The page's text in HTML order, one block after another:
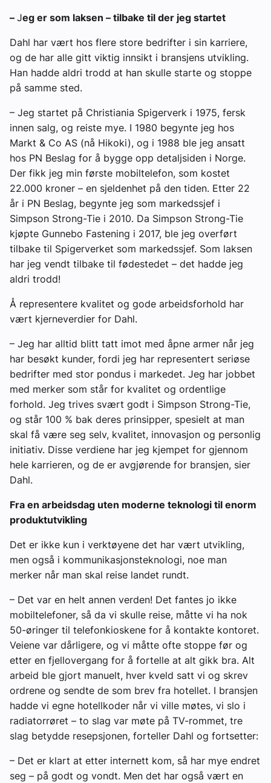
– Jeg er som laksen – tilbake til der jeg startet
Dahl har vært hos flere store bedrifter i sin karriere,
og de har alle gitt viktig innsikt i bransjens utvikling.
Han hadde aldri trodd at han skulle starte og stoppe
på samme sted.
– Jeg startet på Christiania Spigerverk i 1975, fersk
innen salg, og reiste mye. I 1980 begynte jeg hos
Markt & Co AS (nå Hikoki), og i 1988 ble jeg ansatt
hos PN Beslag for å bygge opp detaljsiden i Norge.
Der fikk jeg min første mobiltelefon, som kostet
22.000 kroner – en sjeldenhet på den tiden. Etter 22
år i PN Beslag, begynte jeg som markedssjef i
Simpson Strong-Tie i 2010. Da Simpson Strong-Tie
kjøpte Gunnebo Fastening i 2017, ble jeg overført
tilbake til Spigerverket som markedssjef. Som laksen
har jeg vendt tilbake til fødestedet – det hadde jeg
aldri trodd!
Å representere kvalitet og gode arbeidsforhold har
vært kjerneverdier for Dahl.
– Jeg har alltid blitt tatt imot med åpne armer når jeg
har besøkt kunder, fordi jeg har representert seriøse
bedrifter med stor pondus i markedet. Jeg har jobbet
med merker som står for kvalitet og ordentlige
forhold. Jeg trives svært godt i Simpson Strong-Tie,
og står 100 % bak deres prinsipper, spesielt at man
skal få være seg selv, kvalitet, innovasjon og personlig
initiativ. Disse verdiene har jeg kjempet for gjennom
hele karrieren, og de er avgjørende for bransjen, sier
Dahl.
Fra en arbeidsdag uten moderne teknologi til enorm
produktutvikling
Det er ikke kun i verktøyene det har vært utvikling,
men også i kommunikasjonsteknologi, noe man
merker når man skal reise landet rundt.
– Det var en helt annen verden! Det fantes jo ikke
mobiltelefoner, så da vi skulle reise, måtte vi ha nok
50-øringer til telefonkioskene for å kontakte kontoret.
Veiene var dårligere, og vi måtte ofte stoppe før og
etter en fjellovergang for å fortelle at alt gikk bra. Alt
arbeid ble gjort manuelt, hver kveld satt vi og skrev
ordrene og sendte de som brev fra hotellet. I bransjen
hadde vi egne hotellkoder når vi ville møtes, vi slo i
radiatorrøret – to slag var møte på TV-rommet, tre
slag betydde resepsjonen, forteller Dahl og fortsetter:
– Det er klart at etter internett kom, så har mye endret
seg – på godt og vondt. Men det har også vært en